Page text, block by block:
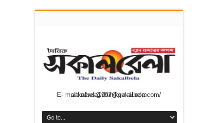
E- mail: news@dainiksakalbela.com/ sakalbela1997@gmail.com